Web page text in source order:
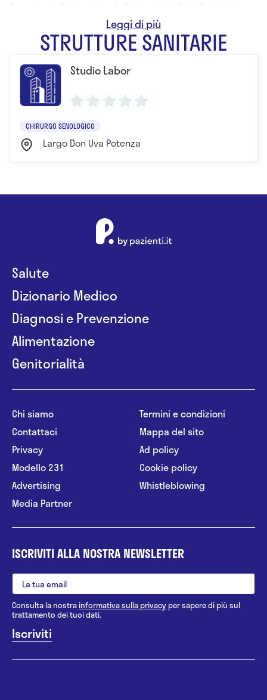
Potenza, divenuta successivamente Unità
Operativa Complessa di Chirurgia Senologica e
Plastica della quale è stato Direttore dal 2001 al
2017. Ha frequentato i più prestigiosi istituti
oncologici europei ed americani : Istituto Nazionale
Tumori di Milano, Istituto Europeo di Oncologia,
Istituto "Gustave Roussy di Parigi, National Institute
of Cancer di Bethesda.
STRUTTURE SANITARIE
Studio Labor
CHIRURGO SENOLOGICO
Largo Don Uva Potenza
Salute
Dizionario Medico
Diagnosi e Prevenzione
Alimentazione
Genitorialità
Chi siamo
Contattaci
Privacy
Modello 231
Advertising
Media Partner
Termini e condizioni
Mappa del sito
Ad policy
Cookie policy
Whistleblowing
ISCRIVITI ALLA NOSTRA NEWSLETTER
Consulta la nostrainformativa sulla privacy per sapere di più sul
trattamento dei tuoi dati.